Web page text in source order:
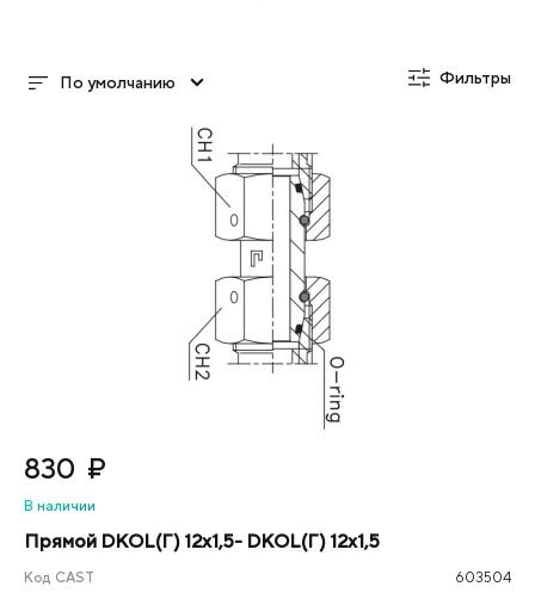
По умолчанию Фильтры
830 ₽
В наличии
Прямой DKOL(Г) 12х1,5- DKOL(Г) 12х1,5
Код CAST
603504